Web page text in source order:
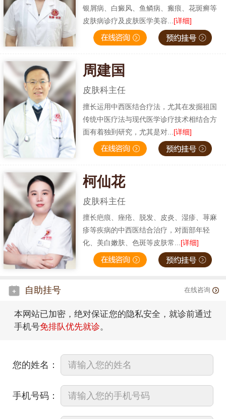
银屑病、白癜风、鱼鳞病、瘢痕、花斑癣等
皮肤病诊疗及皮肤医学美容... [详细]
周建国
皮肤科主任
擅长运用中西医结合疗法，尤其在发掘祖国
传统中医疗法与现代医学诊疗技术相结合方
面有着独到研究，尤其是对... [详细]
柯仙花
皮肤科主任
擅长疤痕、痤疮、脱发、皮炎、湿疹、荨麻
疹等疾病的中西医结合治疗，对面部年轻
化、美白嫩肤、色斑等皮肤常...[详细]
自助挂号 在线咨询
本网站已加密，绝对保证您的隐私安全，就诊前通过
手机号免排队优先就诊。
您的姓名：
手机号码：